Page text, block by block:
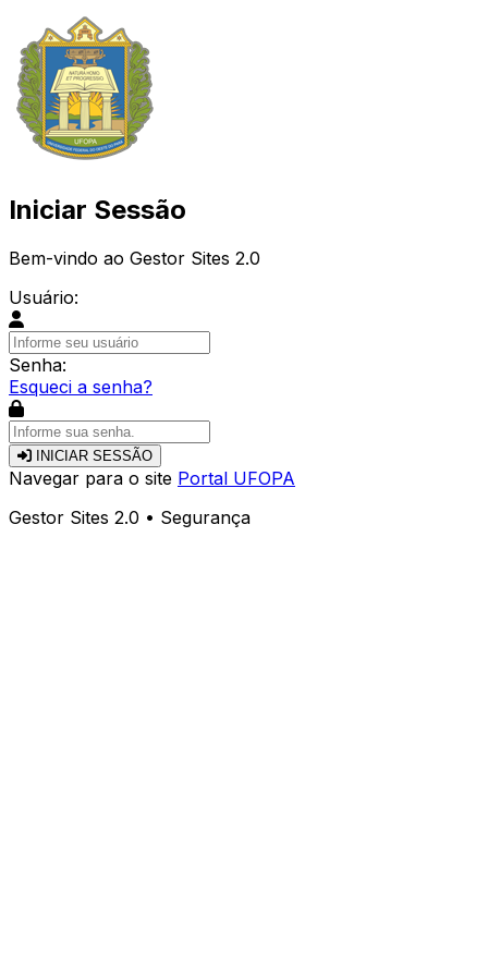
Iniciar Sessão
Bem-vindo ao Gestor Sites 2.0
Usuário:
Senha:
Esqueci a senha?
INICIAR SESSÃO
Navegar para o site Portal UFOPA
Gestor Sites 2.0 • Segurança